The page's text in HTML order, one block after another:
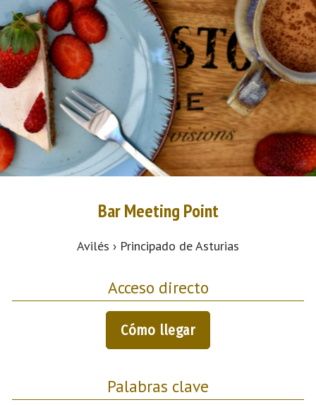
Bar Meeting Point
Avilés › Principado de Asturias
Acceso directo
Cómo llegar
Palabras clave